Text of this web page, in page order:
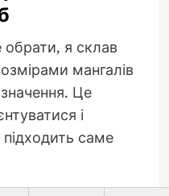
я склав
мангалів
Це
і
підходить саме